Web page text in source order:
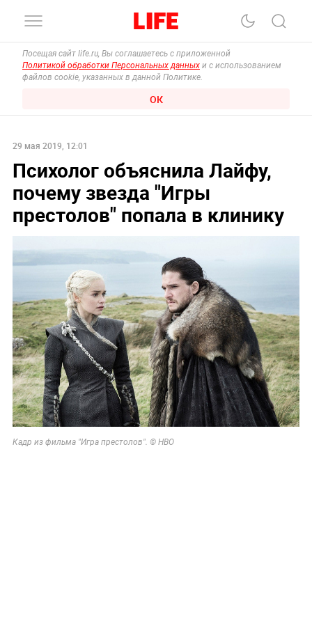
Посещая сайт life.ru, Вы соглашаетесь с приложенной
Политикой обработки Персональных данных и с использованием
файлов cookie, указанных в данной Политике.
ОК
29 мая 2019, 12:01
Психолог объяснила Лайфу,
почему звезда "Игры
престолов" попала в клинику
Кадр из фильма "Игра престолов". © HBO